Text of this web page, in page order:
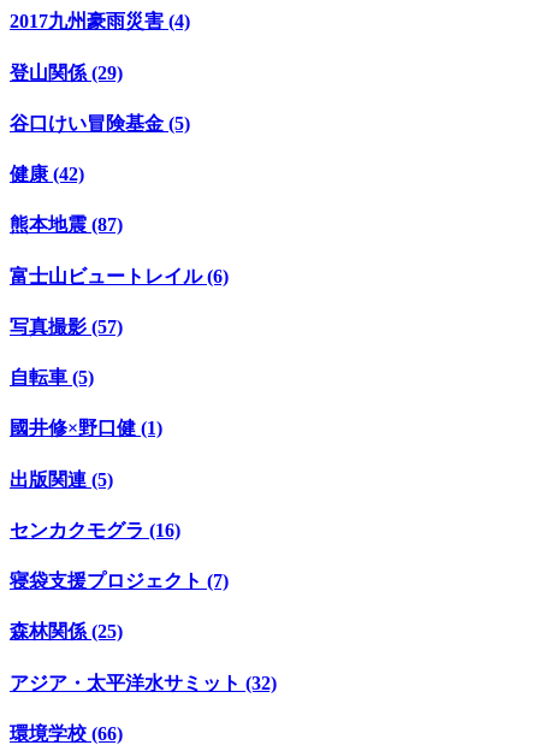
2017九州豪雨災害 (4)
登山関係 (29)
谷口けい冒険基金 (5)
健康 (42)
熊本地震 (87)
富士山ビュートレイル (6)
写真撮影 (57)
自転車 (5)
國井修×野口健 (1)
出版関連 (5)
センカクモグラ (16)
寝袋支援プロジェクト (7)
森林関係 (25)
アジア・太平洋水サミット (32)
環境学校 (66)